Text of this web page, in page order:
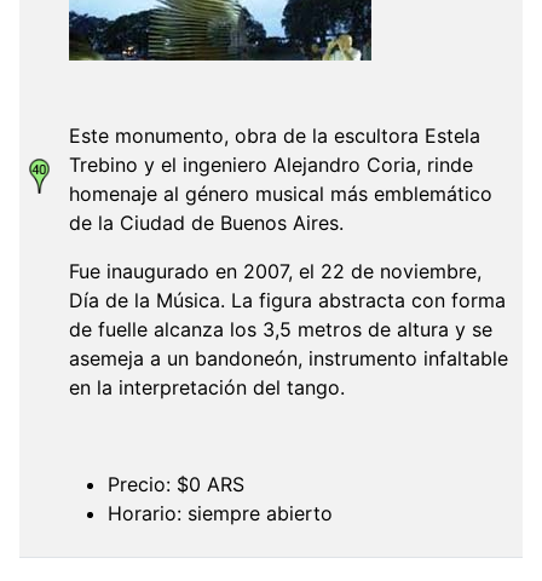
Este monumento, obra de la escultora Estela
Trebino y el ingeniero Alejandro Coria, rinde
homenaje al género musical más emblemático
de la Ciudad de Buenos Aires.
Fue inaugurado en 2007, el 22 de noviembre,
Día de la Música. La figura abstracta con forma
de fuelle alcanza los 3,5 metros de altura y se
asemeja a un bandoneón, instrumento infaltable
en la interpretación del tango.
Precio: $0 ARS
Horario: siempre abierto